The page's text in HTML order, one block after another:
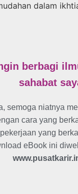
dalam
berbagi
sahabat
semoga niatnya
cara yang
yang
eBook ini